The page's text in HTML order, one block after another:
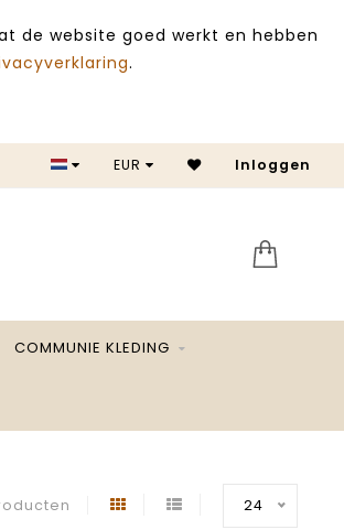
de website goed werkt en hebben
.
SALE
EUR Inloggen
COMMUNIE KLEDING
24